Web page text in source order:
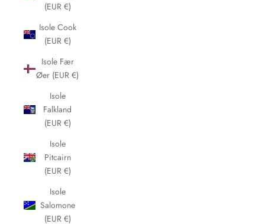
(EUR €)
Isole Cook
(EUR €)
Isole Fær
Øer (EUR €)
Isole
Falkland
(EUR €)
Isole
Pitcairn
(EUR €)
Isole
Salomone
(EUR €)